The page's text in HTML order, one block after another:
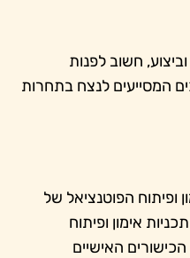
חשוב לפנות
המסייעים לנצח בתחרות
ופיתוח הפוטנציאל של
אימון ופיתוח
האישיים